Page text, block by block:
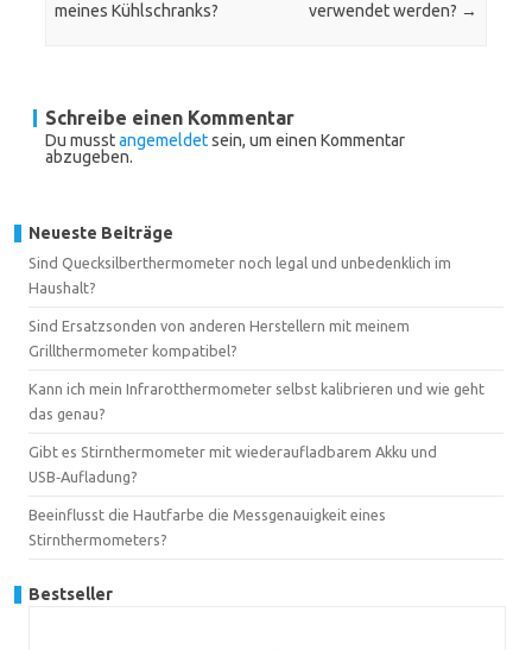
meines Kühlschranks?
verwendet werden? →
Schreibe einen Kommentar
Du musstangemeldetsein, um einen Kommentar
abzugeben.
Neueste Beiträge
Sind Quecksilberthermometer noch legal und unbedenklich im
Haushalt?
Sind Ersatzsonden von anderen Herstellern mit meinem
Grillthermometer kompatibel?
Kann ich mein Infrarotthermometer selbst kalibrieren und wie geht
das genau?
Gibt es Stirnthermometer mit wiederaufladbarem Akku und
USB‑Aufladung?
Beeinflusst die Hautfarbe die Messgenauigkeit eines
Stirnthermometers?
Bestseller